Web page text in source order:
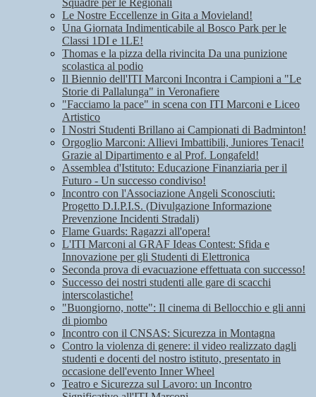
Squadre per le Regionali
Le Nostre Eccellenze in Gita a Movieland!
Una Giornata Indimenticabile al Bosco Park per le
Classi 1DI e 1LE!
Thomas e la pizza della rivincita Da una punizione
scolastica al podio
Il Biennio dell'ITI Marconi Incontra i Campioni a "Le
Storie di Pallalunga" in Veronafiere
"Facciamo la pace" in scena con ITI Marconi e Liceo
Artistico
I Nostri Studenti Brillano ai Campionati di Badminton!
Orgoglio Marconi: Allievi Imbattibili, Juniores Tenaci!
Grazie al Dipartimento e al Prof. Longafeld!
Assemblea d'Istituto: Educazione Finanziaria per il
Futuro - Un successo condiviso!
Incontro con l'Associazione Angeli Sconosciuti:
Progetto D.I.P.I.S. (Divulgazione Informazione
Prevenzione Incidenti Stradali)
Flame Guards: Ragazzi all'opera!
L'ITI Marconi al GRAF Ideas Contest: Sfida e
Innovazione per gli Studenti di Elettronica
Seconda prova di evacuazione effettuata con successo!
Successo dei nostri studenti alle gare di scacchi
interscolastiche!
"Buongiorno, notte": Il cinema di Bellocchio e gli anni
di piombo
Incontro con il CNSAS: Sicurezza in Montagna
Contro la violenza di genere: il video realizzato dagli
studenti e docenti del nostro istituto, presentato in
occasione dell'evento Inner Wheel
Teatro e Sicurezza sul Lavoro: un Incontro